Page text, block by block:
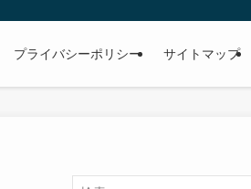
プライバシーポリシー サイトマップ